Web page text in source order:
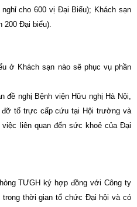
cho 600 vị Đại Biểu); Khách sạn
200 Đại biểu).
ở Khách sạn nào sẽ phục vụ phần
đề nghị Bệnh viện Hữu nghị Hà Nội,
tổ trực cấp cứu tại Hội trường và
liên quan đến sức khoẻ của Đại
TƯGH ký hợp đồng với Công ty
thời gian tổ chức Đại hội và có